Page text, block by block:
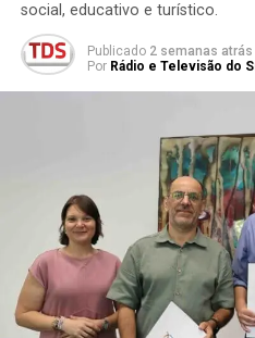
social, educativo e turístico.
Publicado 2 semanas atrás
Por Rádio e Televisão do